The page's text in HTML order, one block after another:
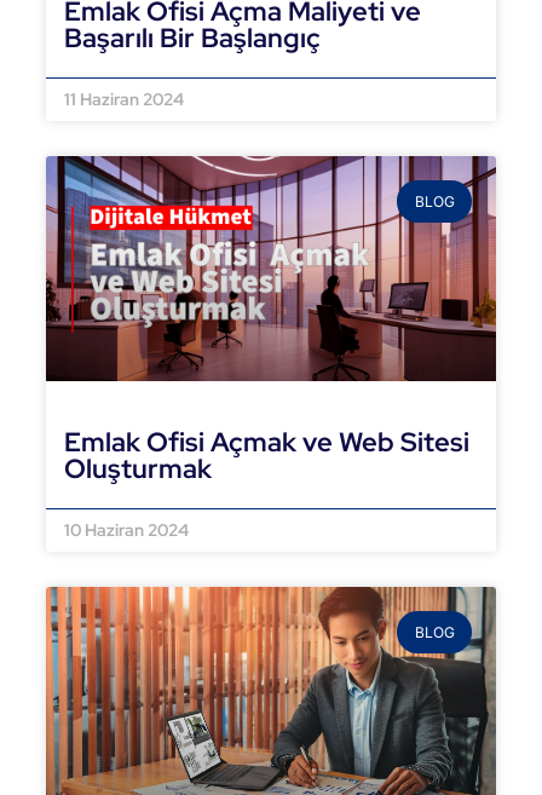
Emlak Ofisi Açma Maliyeti ve
Başarılı Bir Başlangıç
11 Haziran 2024
BLOG
Emlak Ofisi Açmak ve Web Sitesi
Oluşturmak
10 Haziran 2024
BLOG